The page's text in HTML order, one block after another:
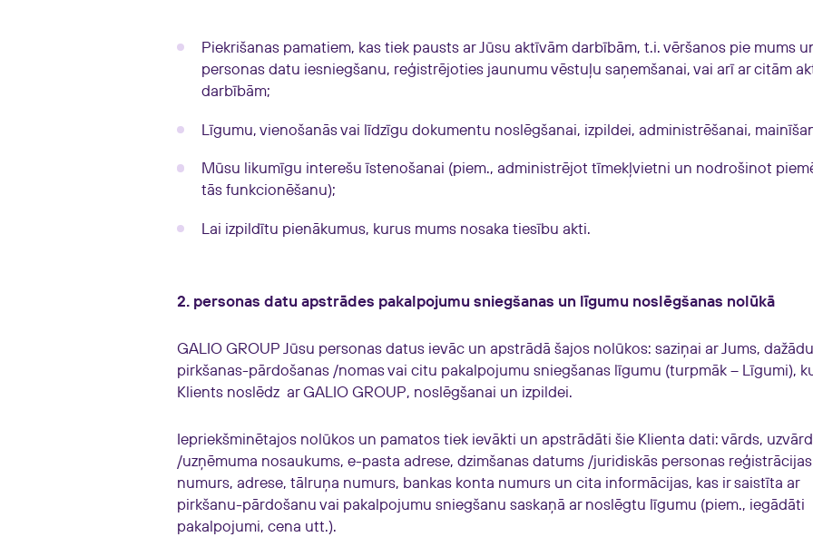
Piekrišanas pamatiem, kas tiek pausts ar Jūsu aktīvām darbībām, t.i. vēršanos pie mums
personas datu iesniegšanu, reģistrējoties jaunumu vēstuļu saņemšanai, vai arī ar citām
darbībām;
Līgumu, vienošanās vai līdzīgu dokumentu noslēgšanai, izpildei, administrēšanai,
Mūsu likumīgu interešu īstenošanai (piem., administrējot tīmekļvietni un nodrošinot
tās funkcionēšanu);
Lai izpildītu pienākumus, kurus mums nosaka tiesību akti.
2. personas datu apstrādes pakalpojumu sniegšanas un līgumu noslēgšanas nolūkā
GALIO GROUP Jūsu personas datus ievāc un apstrādā šajos nolūkos: saziņai ar Jums, dažādu
pirkšanas-pārdošanas /nomas vai citu pakalpojumu sniegšanas līgumu (turpmāk – Līgumi),
Klients noslēdz ar GALIO GROUP, noslēgšanai un izpildei.
Iepriekšminētajos nolūkos un pamatos tiek ievākti un apstrādāti šie Klienta dati: vārds,
/uzņēmuma nosaukums, e-pasta adrese, dzimšanas datums /juridiskās personas reģistrācijas
numurs, adrese, tālruņa numurs, bankas konta numurs un cita informācijas, kas ir saistīta ar
pirkšanu-pārdošanu vai pakalpojumu sniegšanu saskaņā ar noslēgtu līgumu (piem., iegādāti
pakalpojumi, cena utt.).